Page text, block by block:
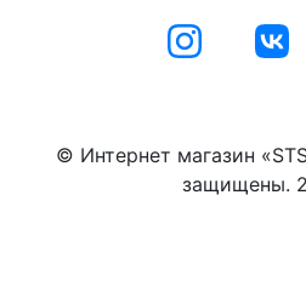
© Интернет магазин
защищены.